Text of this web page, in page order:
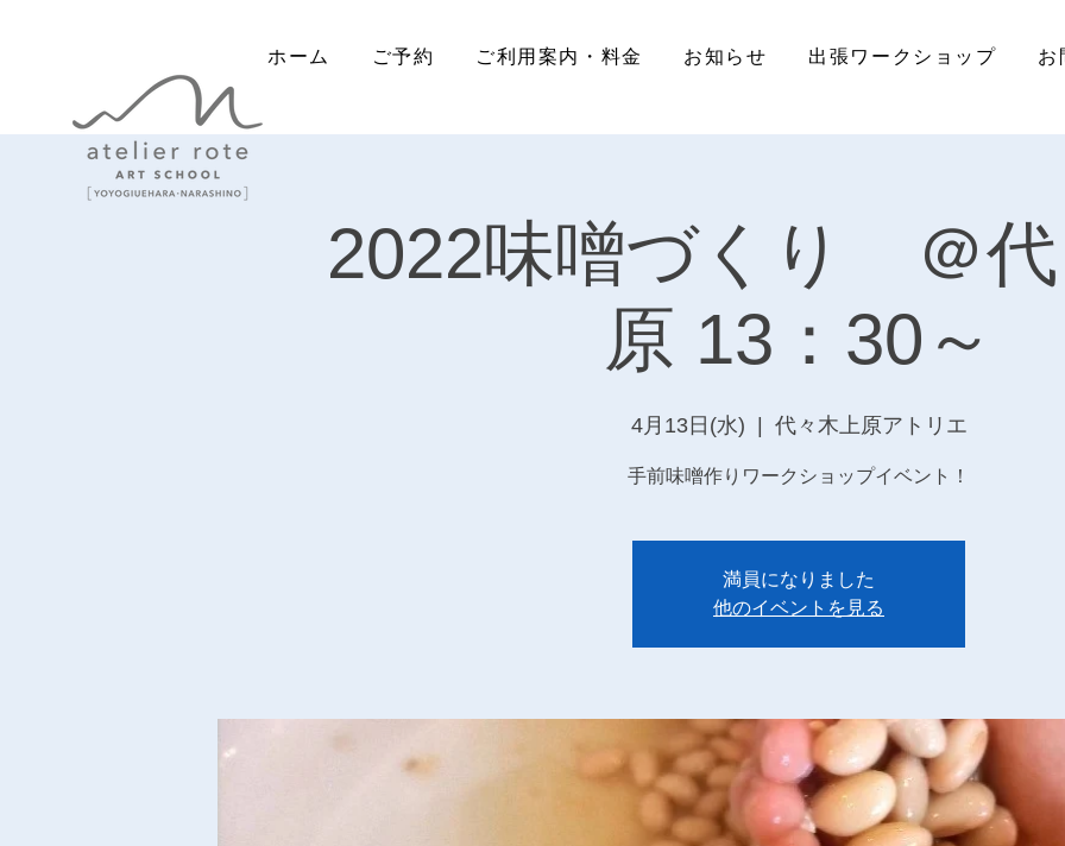
ホーム ご予約 ご利用案内・料金 お知らせ 出張ワークショップ お
2022味噌づくり ＠
原 13：30～
4月13日(水) 代々木上原アトリエ
満員になりました
他のイベントを見る